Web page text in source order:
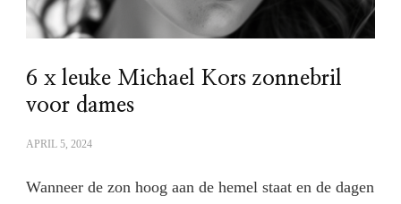
6 x leuke Michael Kors zonnebril
voor dames
APRIL 5, 2024
Wanneer de zon hoog aan de hemel staat en de dagen